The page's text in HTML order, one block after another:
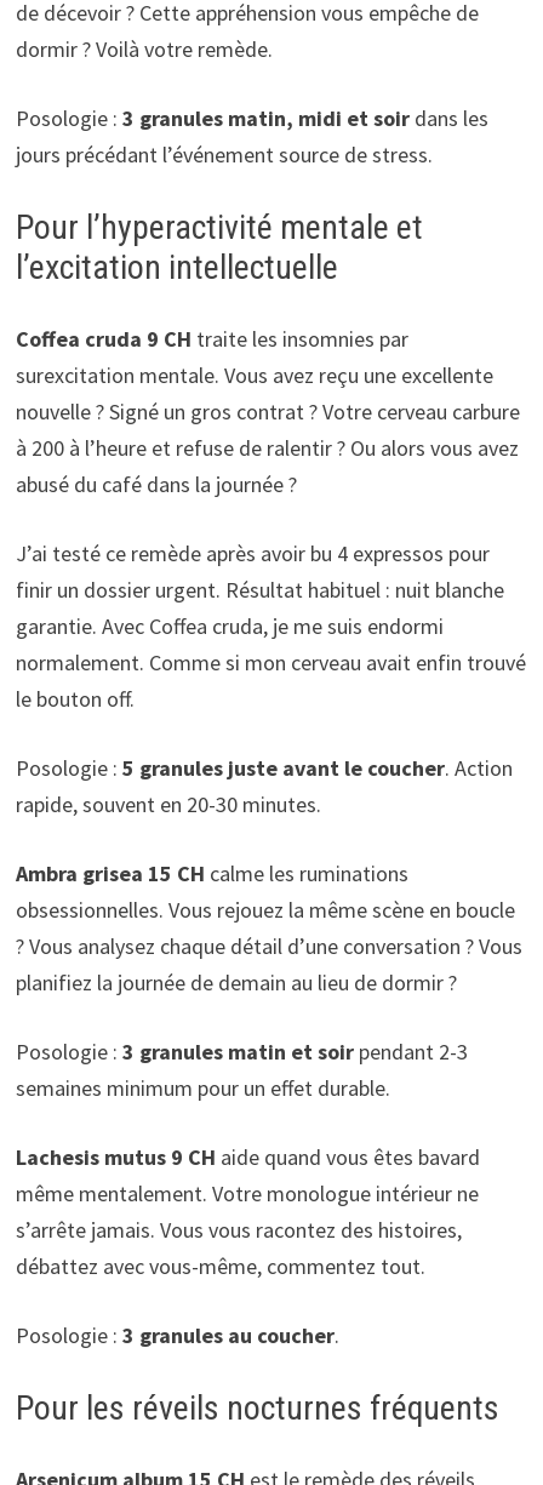
de décevoir ? Cette appréhension vous empêche de
dormir ? Voilà votre remède.
Posologie : 3 granules matin, midi et soirdans les
jours précédant l’événement source de stress.
Pour l’hyperactivité mentale et
l’excitation intellectuelle
Coffea cruda 9 CH traite les insomnies par
surexcitation mentale. Vous avez reçu une excellente
nouvelle ? Signé un gros contrat ? Votre cerveau carbure
à 200 à l’heure et refuse de ralentir ? Ou alors vous avez
abusé du café dans la journée ?
J’ai testé ce remède après avoir bu 4 expressos pour
finir un dossier urgent. Résultat habituel : nuit blanche
garantie. Avec Coffea cruda, je me suis endormi
normalement. Comme si mon cerveau avait enfin trouvé
le bouton off.
Posologie : 5 granules juste avant le coucher. Action
rapide, souvent en 20-30 minutes.
Ambra grisea 15 CH calme les ruminations
obsessionnelles. Vous rejouez la même scène en boucle
? Vous analysez chaque détail d’une conversation ? Vous
planifiez la journée de demain au lieu de dormir ?
Posologie : 3 granules matin et soirpendant 2-3
semaines minimum pour un effet durable.
Lachesis mutus 9 CH aide quand vous êtes bavard
même mentalement. Votre monologue intérieur ne
s’arrête jamais. Vous vous racontez des histoires,
débattez avec vous-même, commentez tout.
Posologie : 3 granules au coucher.
Pour les réveils nocturnes fréquents
Arsenicum album 15 CH est le remède des réveils